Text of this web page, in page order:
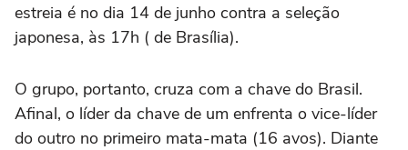
estreia é no dia 14 de junho contra a seleção
japonesa, às 17h ( de Brasília).
O grupo, portanto, cruza com a chave do Brasil.
Afinal, o líder da chave de um enfrenta o vice-líder
do outro no primeiro mata-mata (16 avos). Diante